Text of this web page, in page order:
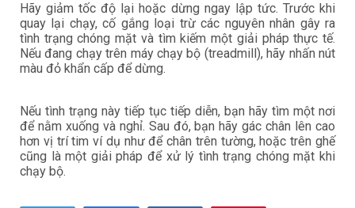
Hãy giảm tốc độ lại hoặc dừng ngay lập tức. Trước khi
quay lại chạy, cố gắng loại trừ các nguyên nhân gây ra
tình trạng chóng mặt và tìm kiếm một giải pháp thực tế.
Nếu đang chạy trên máy chạy bộ (treadmill), hãy nhấn nút
màu đỏ khẩn cấp để dừng.
Nếu tình trạng này tiếp tục tiếp diễn, bạn hãy tìm một nơi
để nằm xuống và nghỉ. Sau đó, bạn hãy gác chân lên cao
hơn vị trí tim ví dụ như để chân trên tường, hoặc trên ghế
cũng là một giải pháp để xử lý tình trạng chóng mặt khi
chạy bộ.